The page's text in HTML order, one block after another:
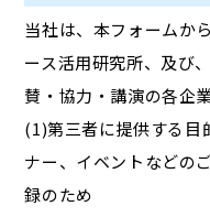
当社は、本フォームか
ース活用研究所、及び
賛・協力・講演の各企
(1)第三者に提供する目
ナー、イベントなどの
録のため